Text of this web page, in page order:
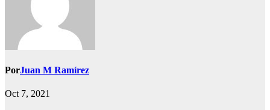
PorJuan M Ramírez
Oct 7, 2021